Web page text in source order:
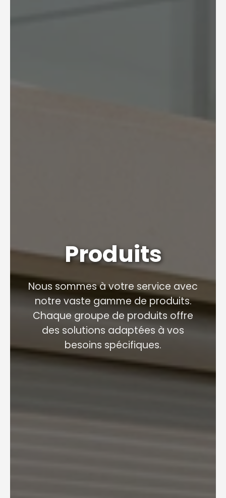
Produits
Nous sommes à votre service avec
notre vaste gamme de produits.
Chaque groupe de produits offre
des solutions adaptées à vos
besoins spécifiques.